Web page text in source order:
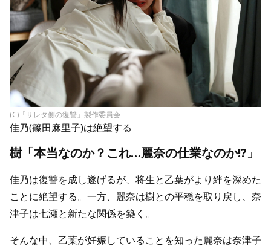
(C)「サレタ側の復讐」製作委員会
佳乃(篠田麻里子)は絶望する
樹「本当なのか？これ…麗奈の仕業なのか!?」
佳乃は復讐を成し遂げるが、将生と乙葉がより絆を深めた
ことに絶望する。一方、麗奈は樹との平穏を取り戻し、奈
津子は七瀬と新たな関係を築く。
そんな中、乙葉が妊娠していることを知った麗奈は奈津子